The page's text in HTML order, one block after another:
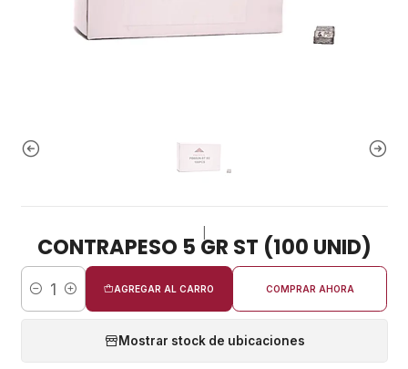
CONTRAPESO 5 GR ST (100 UNID)
Cantidad
AGREGAR AL CARRO COMPRAR AHORA
Mostrar stock de ubicaciones